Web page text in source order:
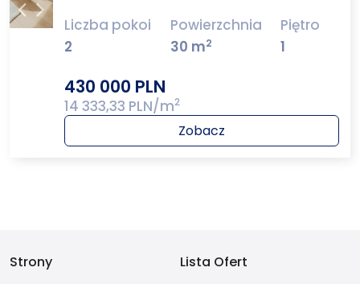
Liczba pokoi
2
Powierzchnia
30 m2
Piętro
1
430 000 PLN
14 333,33 PLN/m2
Zobacz
Strony
Lista Ofert